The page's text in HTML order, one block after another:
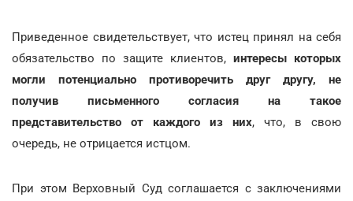
Приведенное свидетельствует, что истец принял на себя
обязательство по защите клиентов, интересы которых
могли потенциально противоречить друг другу, не
получив письменного согласия на такое
представительство от каждого из них, что, в свою
очередь, не отрицается истцом.
При этом Верховный Суд соглашается с заключениями